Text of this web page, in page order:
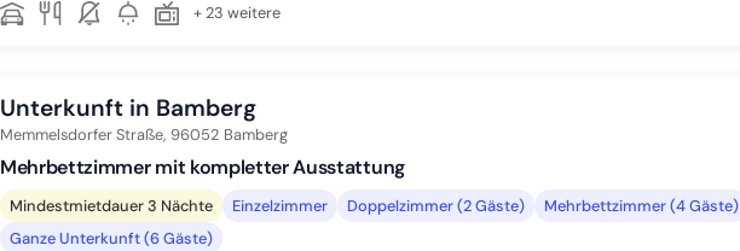
+ 23 weitere
Unterkunft in Bamberg
Memmelsdorfer Straße, 96052 Bamberg
Mehrbettzimmer mit kompletter Ausstattung
Mindestmietdauer 3 Nächte Einzelzimmer Doppelzimmer (2 Gäste)
Mehrbettzimmer (4 Gäste)
Ganze Unterkunft (6 Gäste)